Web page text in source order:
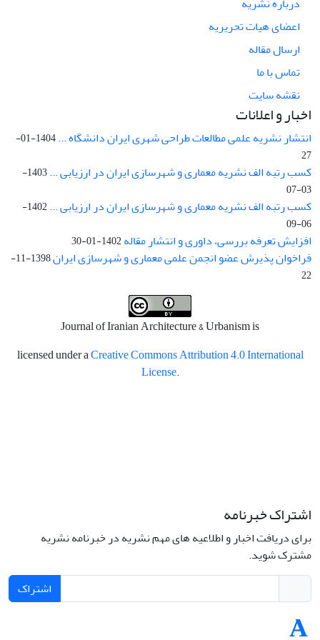
اعضای هیات تحریریه
ارسال مقاله
تماس با ما
نقشه سایت
اخبار و اعلانات
انتشار نشریه علمی مطالعات طراحی شهری ایران دانشگاه ...
1404-01-
27
کسب رتبه الف نشریه معماری و شهرسازی ایران در ارزیابی ...
1403-
03-07
کسب رتبه الف نشریه معماری و شهرسازی ایران در ارزیابی ...
1402-
06-09
افزایش تعرفه بررسی، داوری و انتشار مقاله1402-01-30
فراخوان پذیرش عضو انجمن علمی معماری و شهرسازی ایران
1398-11-
22
Journal of Iranian Architecture & Urbanism is
licensed under aCreative Commons Attribution 4.0 International
License.
اشتراک خبرنامه
برای دریافت اخبار و اطلاعیه های مهم نشریه در خبرنامه نشریه
مشترک شوید.
اشتراک